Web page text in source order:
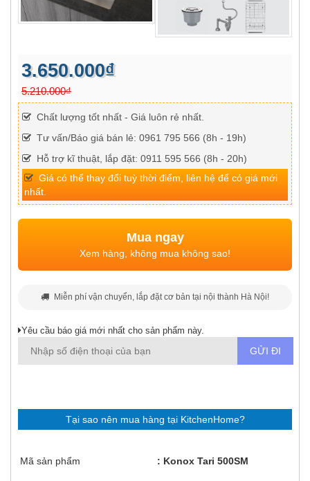
3.650.000₫
5.210.000₫
Chất lượng tốt nhất - Giá luôn rẻ nhất.
Tư vấn/Báo giá bán lẻ: 0961 795 566 (8h - 19h)
Hỗ trợ kĩ thuật, lắp đặt: 0911 595 566 (8h - 20h)
Giá có thể thay đổi tuỳ thời điểm, liên hệ để có giá mới
nhất.
Mua ngay
Xem hàng, không mua không sao!
Miễn phí vận chuyển, lắp đặt cơ bản tại nội thành Hà Nội!
Yêu cầu báo giá mới nhất cho sản phẩm này.
Tại sao nên mua hàng tại KitchenHome?
Mã sản phẩm Konox Tari 500SM